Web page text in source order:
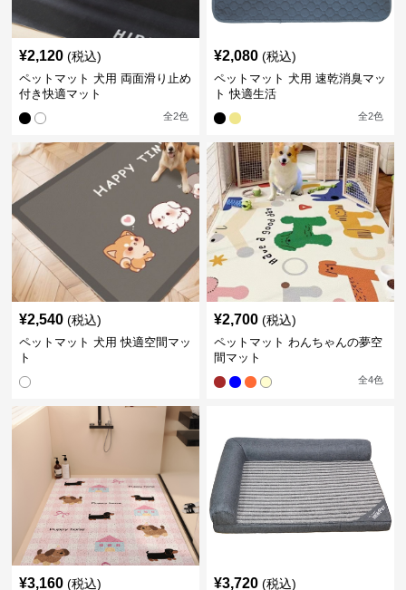
¥2,120 (税込)
ペットマット 犬用 両面滑り止め
付き快適マット
全2色
¥2,080 (税込)
ペットマット 犬用 速乾消臭マッ
ト 快適生活
全2色
¥2,540 (税込)
ペットマット 犬用 快適空間マッ
ト
¥2,700 (税込)
ペットマット わんちゃんの夢空
間マット
全4色
¥3,160 (税込) ¥3,720 (税込)